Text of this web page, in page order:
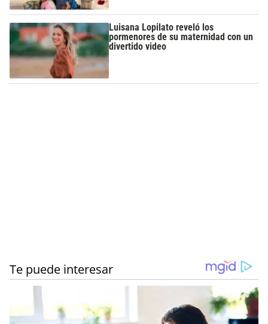
Luisana Lopilato reveló los
pormenores de su maternidad con un
divertido video